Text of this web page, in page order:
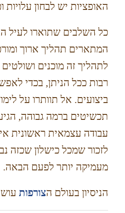
האופציות יש לבחון
כל השלבים שתוארו לעיל
המתארים תהליך ארוך
לתהליך זה מוכנים
רבות ככל הניתן, בכדי
ביצועים. אל תוותרו על
תכשיטים ברמה גבוהה,
עבודה עצמאית ראשונית
לזכור שמכל כישלון שכזה
מעמיקה יותר לפעם הבאה.
הניסיון בעולם הצורפות